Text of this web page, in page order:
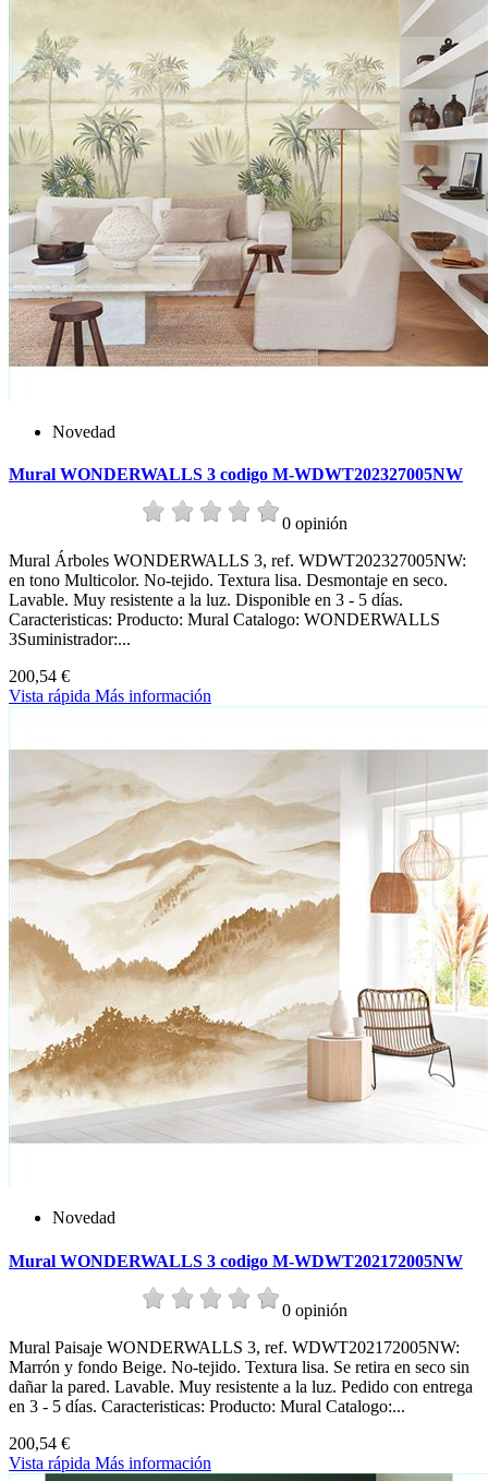
Novedad
Mural WONDERWALLS 3 codigo M-WDWT202327005NW
0 opinión
Mural Árboles WONDERWALLS 3, ref. WDWT202327005NW:
en tono Multicolor. No-tejido. Textura lisa. Desmontaje en seco.
Lavable. Muy resistente a la luz. Disponible en 3 - 5 días.
Caracteristicas: Producto: Mural Catalogo: WONDERWALLS
3Suministrador:...
200,54 €
Vista rápida Más información
Novedad
Mural WONDERWALLS 3 codigo M-WDWT202172005NW
0 opinión
Mural Paisaje WONDERWALLS 3, ref. WDWT202172005NW:
Marrón y fondo Beige. No-tejido. Textura lisa. Se retira en seco sin
dañar la pared. Lavable. Muy resistente a la luz. Pedido con entrega
en 3 - 5 días. Caracteristicas: Producto: Mural Catalogo:...
200,54 €
Vista rápida Más información